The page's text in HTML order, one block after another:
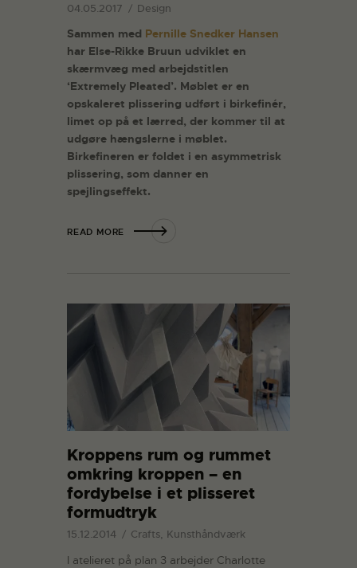
04.05.2017 Design
Sammen med Pernille Snedker Hansen
har Else-Rikke Bruun udviklet en
skærmvæg med arbejdstitlen
‘Extremely Pleated’. Møblet er en
opskaleret plissering udført i birkefinér,
limet op på et lærred, der kommer til at
udgøre hængslerne i møblet.
Birkefineren er foldet i en asymmetrisk
plissering, som danner en
spejlingseffekt.
READ MORE
Kroppens rum og rummet
omkring kroppen – en
fordybelse i et plisseret
formudtryk
15.12.2014 Crafts, Kunsthåndværk
I atelieret på plan 3 arbejder Charlotte